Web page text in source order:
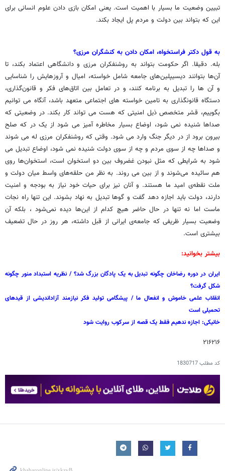
تبیین وضعیت ما بسیار با اهمیت است. یعنی امکان بازی دادن علوم انسانی برای
این که بتواند بین دولت و مردم پل ایجاد بکند.
به قول دکتر فراستخواه، امکان دادن به کنشگران مرزی؟
بله. دقیقا. اگر حکومت بتواند به روشنفکران مرزی و دانشگاهی اعتماد بکند، تا
آن‌ها بتوانند دیسیپلین‌های جامعه‌ شامل خواسته، امیال و آروزهایش را شناسایی
و آن ها را تبدیل به برنامه کنند، و در تعامل بین اتاق‌های فکر و قانون‌گذاری،
دستگاه قانونگذاری به تامین خواسته های اجتماعی متعهد باشد، آنگاه می توانیم
بگوییم، قشر متخصص ذیل امنیتی که هست می تواند کار بکند. در وضعیتی که
صداها شنیده نمی شود، اوضاع بسیار مخاطره آمیز می شود از یک در که صلح
بیرون برود از در دیگر جنگ وارد می شود. وقتی که روشنفکران مرزی له می شوند
و صداها چه از سوی مردم و چه از سوی دولت شنیده نمی شود، اوضاع تبدیل می
شود به شرایطی که مثل نبودن غضروف بین دو استخوان است، استخوان‌ها روی
هم سائیده می‌شوند و از بین می روند. به نظر من حلقه‌های واسط میان دولت و
ملت نقطه‌ی امید ما هستند. و آنان نیز برای حیات خود نیاز به بودجه و امنیت
دارند، دولت باید اجازه دهد گفت و گوها تبدیل به نهاد بشوند. این تنها راه نجات
ماست اما نه تنها در حال حاضر هیچ کدام از این‌ها دیده نمی‌شود ، بلکه آن
وضعیت بسیار ظریفی که جامعه‌ی ایرانی از قبل داشته، هر روز در حال تضعیف
بیشتری است.
بیشتر بخوانید:
ایران در دوره رضاخان چگونه تبدیل به یک پادگان بزرگ شد؟ / نظریه استبداد منور چگونه
شکل گرفت؟
انقلاب علمی خاموش و انفعال ما / پیشگامی تولید فکر نیازمند آزاداندیشی از قیدهای
تحمیلی است
خانیکی: اجازه ندهیم فقط یک قصه از سرکوب روایت شود
۲۱۶۲۱۶
کد مطلب1830717